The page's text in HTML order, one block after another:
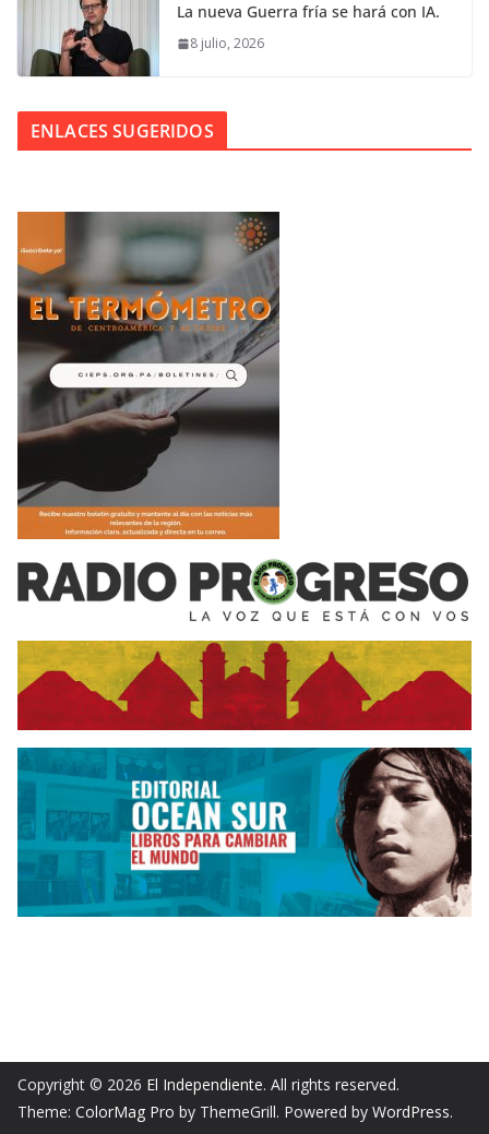
La nueva Guerra fría se hará con IA.
8 julio, 2026
ENLACES SUGERIDOS
Copyright © 2026 El Independiente. All rights reserved.
Theme: ColorMag Pro by ThemeGrill. Powered by WordPress.